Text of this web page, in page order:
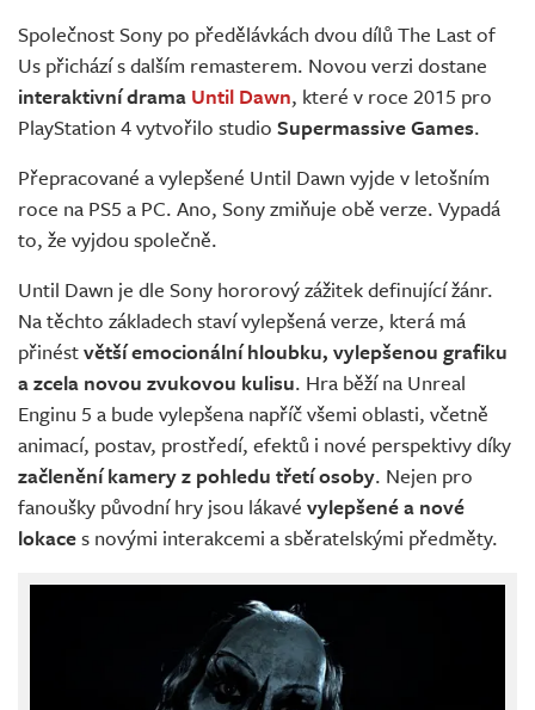
Živě
Společnost Sony po předělávkách dvou dílů The Last of
Us přichází s dalším remasterem. Novou verzi dostane
interaktivní drama Until Dawn, které v roce 2015 pro
PlayStation 4 vytvořilo studio Supermassive Games.
Přepracované a vylepšené Until Dawn vyjde v letošním
roce na PS5 a PC. Ano, Sony zmiňuje obě verze. Vypadá
to, že vyjdou společně.
Until Dawn je dle Sony hororový zážitek definující žánr.
Na těchto základech staví vylepšená verze, která má
přinéstvětší emocionální hloubku, vylepšenou grafiku
a zcela novou zvukovou kulisu. Hra běží na Unreal
Enginu 5 a bude vylepšena napříč všemi oblasti, včetně
animací, postav, prostředí, efektů i nové perspektivy díky
začlenění kamery z pohledu třetí osoby. Nejen pro
fanoušky původní hry jsou lákavé vylepšené a nové
lokaces novými interakcemi a sběratelskými předměty.